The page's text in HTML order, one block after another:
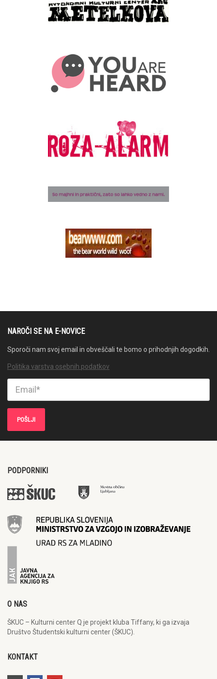
NAROČI SE NA E-NOVICE
Sporoči nam svoj email in obveščali te bomo o prihodnjih dogodkih.
Politika varstva osebnih podatkov
PODPORNIKI
O NAS
ŠKUC – Kulturni center Q je projekt kluba Tiffany, ki ga izvaja
Društvo Študentski kulturni center (ŠKUC).
KONTAKT